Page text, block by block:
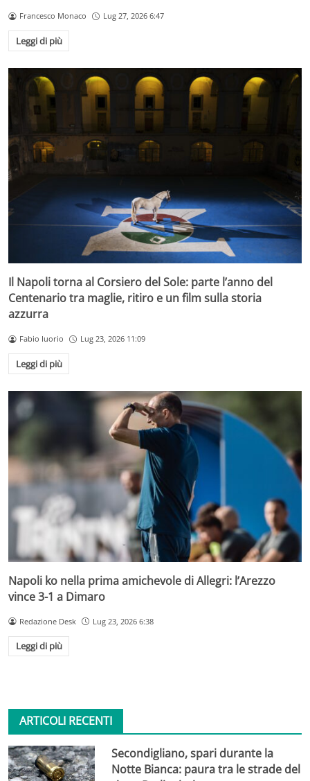
Francesco Monaco Lug 27, 2026 6:47
Leggi di più
Il Napoli torna al Corsiero del Sole: parte l’anno del
Centenario tra maglie, ritiro e un film sulla storia
azzurra
Fabio Iuorio Lug 23, 2026 11:09
Leggi di più
Napoli ko nella prima amichevole di Allegri: l’Arezzo
vince 3-1 a Dimaro
Redazione Desk Lug 23, 2026 6:38
Leggi di più
ARTICOLI RECENTI
Secondigliano, spari durante la
Notte Bianca: paura tra le strade del